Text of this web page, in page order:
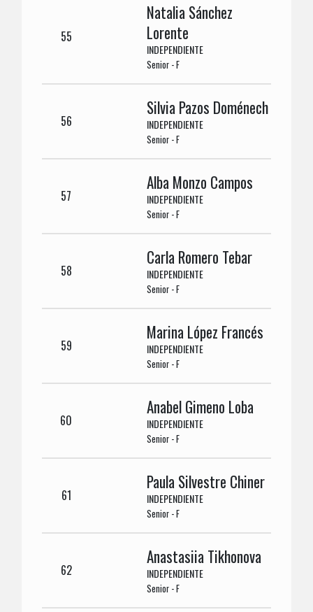
55
Natalia Sánchez
Lorente
INDEPENDIENTE
Senior - F
56
Silvia Pazos Doménech
INDEPENDIENTE
Senior - F
57
Alba Monzo Campos
INDEPENDIENTE
Senior - F
58
Carla Romero Tebar
INDEPENDIENTE
Senior - F
59
Marina López Francés
INDEPENDIENTE
Senior - F
60
Anabel Gimeno Loba
INDEPENDIENTE
Senior - F
61
Paula Silvestre Chiner
INDEPENDIENTE
Senior - F
62
Anastasiia Tikhonova
INDEPENDIENTE
Senior - F